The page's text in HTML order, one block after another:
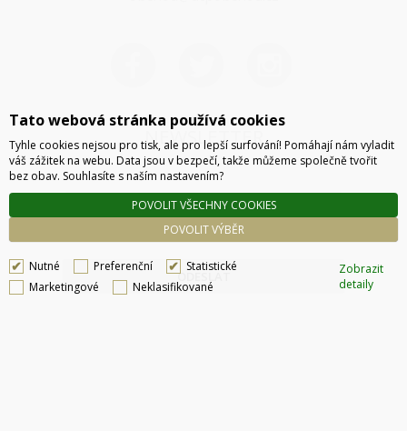
NEWSLETTER
ODESLAT
Tato webová stránka používá cookies
Tyhle cookies nejsou pro tisk, ale pro lepší surfování! Pomáhají nám vyladit
váš zážitek na webu. Data jsou v bezpečí, takže můžeme společně tvořit
bez obav. Souhlasíte s naším nastavením?
POVOLIT VÝBĚR
POVOLIT VŠECHNY COOKIES
Nutné Preferenční
Statistické
Marketingové
Neklasifikované
Zobrazit
detaily